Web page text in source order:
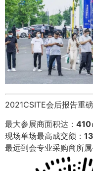
2021CSITE会后报告重
最大参展商面积达： 410
现场单场最高成交额：
最远到会专业采购商所属